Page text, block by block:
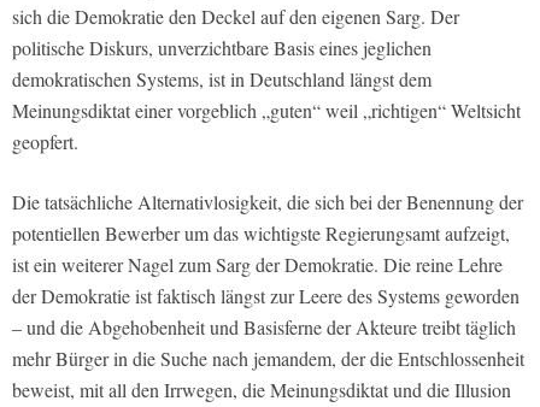
sich die Demokratie den Deckel auf den eigenen Sarg. Der
politische Diskurs, unverzichtbare Basis eines jeglichen
demokratischen Systems, ist in Deutschland längst dem
Meinungsdiktat einer vorgeblich „guten“ weil „richtigen“ Weltsicht
geopfert.
Die tatsächliche Alternativlosigkeit, die sich bei der Benennung der
potentiellen Bewerber um das wichtigste Regierungsamt aufzeigt,
ist ein weiterer Nagel zum Sarg der Demokratie. Die reine Lehre
der Demokratie ist faktisch längst zur Leere des Systems geworden
– und die Abgehobenheit und Basisferne der Akteure treibt täglich
mehr Bürger in die Suche nach jemandem, der die Entschlossenheit
beweist, mit all den Irrwegen, die Meinungsdiktat und die Illusion